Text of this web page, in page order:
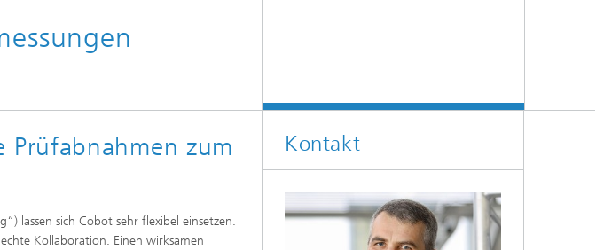
Prüfabnahmen zum
lassen sich Cobot sehr flexibel einsetzen.
Kollaboration. Einen wirksamen
Kontakt